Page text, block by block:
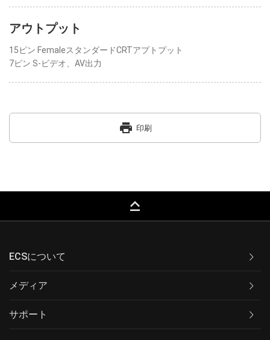
アウトプット
15ピン FemaleスタンダードCRTアプトプット
7ピン S-ビデオ、AV出力
print 印刷
keyboard_capslock
ECSについて
メディア
サポート